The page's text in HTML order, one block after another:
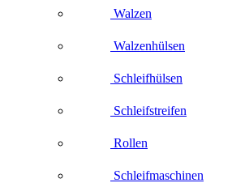
Walzen
Walzenhülsen
Schleifhülsen
Schleifstreifen
Rollen
Schleifmaschinen